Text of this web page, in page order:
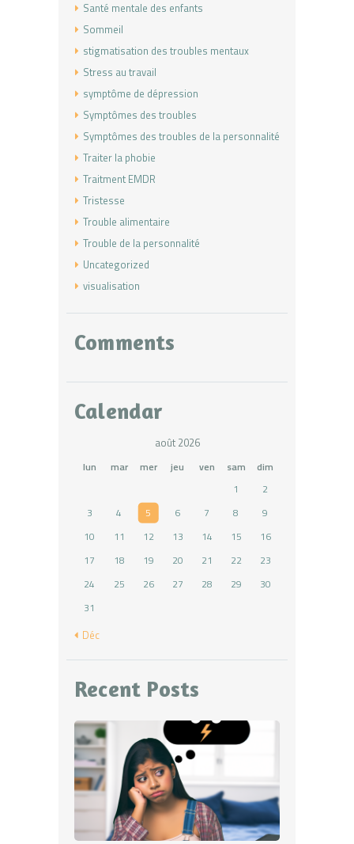
Santé mentale des enfants
Sommeil
stigmatisation des troubles mentaux
Stress au travail
symptôme de dépression
Symptômes des troubles
Symptômes des troubles de la personnalité
Traiter la phobie
Traitment EMDR
Tristesse
Trouble alimentaire
Trouble de la personnalité
Uncategorized
visualisation
Comments
Calendar
août 2026
lun mar mer jeu ven sam
dim
1
2
3
4 5 6 7 8
9
10
11 12 13 14 15
16
17
18 19 20 21 22
23
24
25 26 27 28 29
30
31
« Déc
Recent Posts